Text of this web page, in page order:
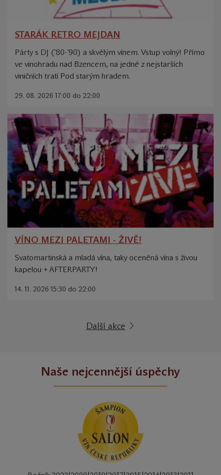
STARÁK RETRO MEJDAN
Párty s DJ ('80-'90) a skvělým vínem. Vstup volný! Přímo
ve vinohradu nad Bzencem, na jedné z nejstarších
viničních tratí Pod starým hradem.
29. 08. 2026 17:00 do 22:00
VÍNO MEZI PALETAMI - ŽIVĚ!
Svatomartinská a mladá vína, taky oceněná vína s živou
kapelou + AFTERPARTY!
14. 11. 2026 15:30 do 22:00
Další akce
Naše nejcennější úspěchy